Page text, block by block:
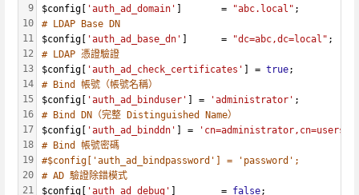
9
10
11
12
13
14
15
16
17
18
19
20
21
$config[
'auth_ad_domain' ]       = "abc.local" ;
# LDAP Base DN
$config[
'auth_ad_base_dn' ]      = "dc=abc,dc=local" ;
# LDAP 憑證驗證
$config[
'auth_ad_check_certificates' ] = true;
# Bind 帳號（帳號名稱）
$config[
'auth_ad_binduser' ] = 'administrator' ;
# Bind DN（完整 Distinguished Name）
$config[
'auth_ad_binddn' ] =
# Bind 帳號密碼
#$config['auth_ad_bindpassword'] = 'password';
# AD 驗證除錯模式
$config[
'auth_ad_debug' ]        = false;